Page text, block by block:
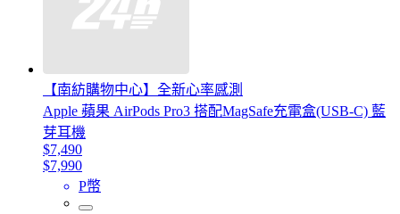
【南紡購物中心】全新心率感測
Apple 蘋果 AirPods Pro3 搭配MagSafe充電盒(USB-C) 藍
芽耳機
$7,490
$7,990
P幣